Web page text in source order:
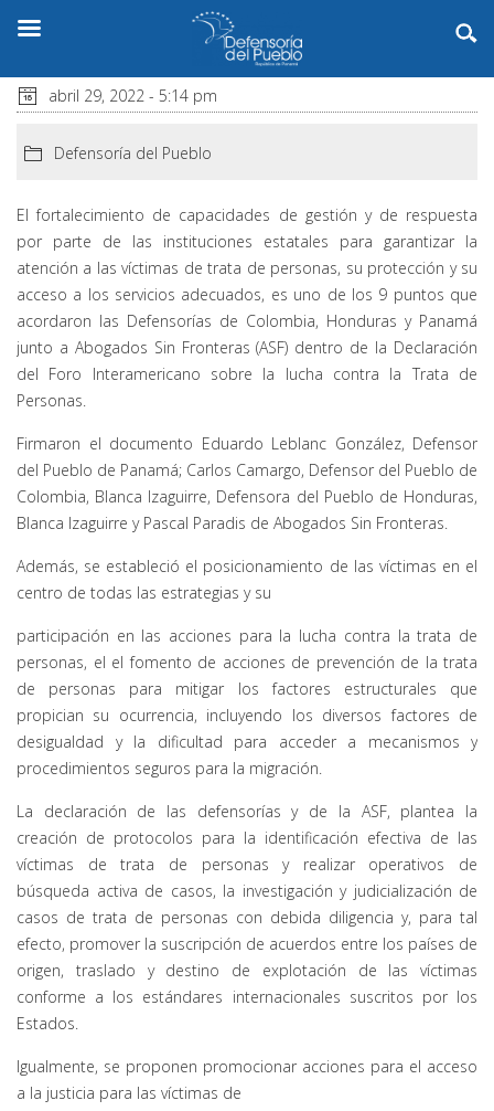
abril 29, 2022 - 5:14 pm
Defensoría del Pueblo
El fortalecimiento de capacidades de gestión y de respuesta
por parte de las instituciones estatales para garantizar la
atención a las víctimas de trata de personas, su protección y su
acceso a los servicios adecuados, es uno de los 9 puntos que
acordaron las Defensorías de Colombia, Honduras y Panamá
junto a Abogados Sin Fronteras (ASF) dentro de la Declaración
del Foro Interamericano sobre la lucha contra la Trata de
Personas.
Firmaron el documento Eduardo Leblanc González, Defensor
del Pueblo de Panamá; Carlos Camargo, Defensor del Pueblo de
Colombia, Blanca Izaguirre, Defensora del Pueblo de Honduras,
Blanca Izaguirre y Pascal Paradis de Abogados Sin Fronteras.
Además, se estableció el posicionamiento de las víctimas en el
centro de todas las estrategias y su
participación en las acciones para la lucha contra la trata de
personas, el el fomento de acciones de prevención de la trata
de personas para mitigar los factores estructurales que
propician su ocurrencia, incluyendo los diversos factores de
desigualdad y la dificultad para acceder a mecanismos y
procedimientos seguros para la migración.
La declaración de las defensorías y de la ASF, plantea la
creación de protocolos para la identificación efectiva de las
víctimas de trata de personas y realizar operativos de
búsqueda activa de casos, la investigación y judicialización de
casos de trata de personas con debida diligencia y, para tal
efecto, promover la suscripción de acuerdos entre los países de
origen, traslado y destino de explotación de las víctimas
conforme a los estándares internacionales suscritos por los
Estados.
Igualmente, se proponen promocionar acciones para el acceso
a la justicia para las víctimas de